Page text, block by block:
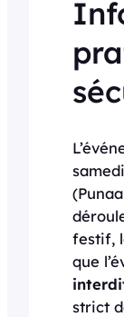
festif,
que
strict